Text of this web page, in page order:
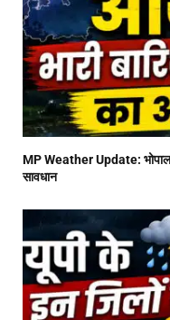
MP Weather Update:
सावधान